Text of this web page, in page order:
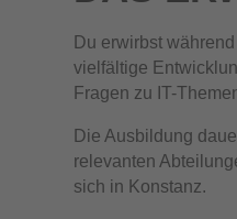
Du erwirbst
vielfältige
Fragen zu IT-
Die Ausbildung
relevanten
sich in Konstanz.